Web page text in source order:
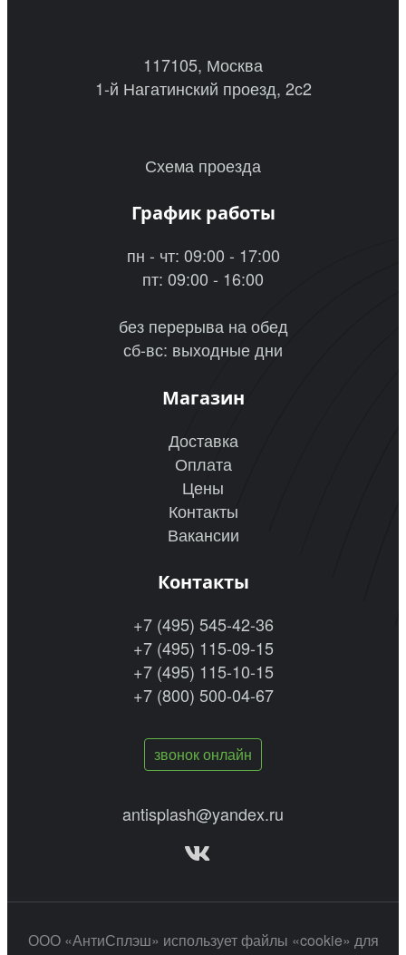
117105, Москва
1-й Нагатинский проезд, 2с2
Схема проезда
График работы
пн - чт: 09:00 - 17:00
пт: 09:00 - 16:00
без перерыва на обед
сб-вс: выходные дни
Магазин
Доставка
Оплата
Цены
Контакты
Вакансии
Контакты
+7 (495) 545-42-36
+7 (495) 115-09-15
+7 (495) 115-10-15
+7 (800) 500-04-67
звонок онлайн
antisplash@yandex.ru
ООО «АнтиСплэш» использует файлы «cookie» для